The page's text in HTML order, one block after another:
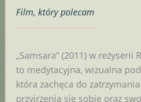
Film, który polecam
„Samsara” (2011) w reżyserii
to medytacyjna, wizualna
która zachęca do
przyjrzenia się sobie oraz